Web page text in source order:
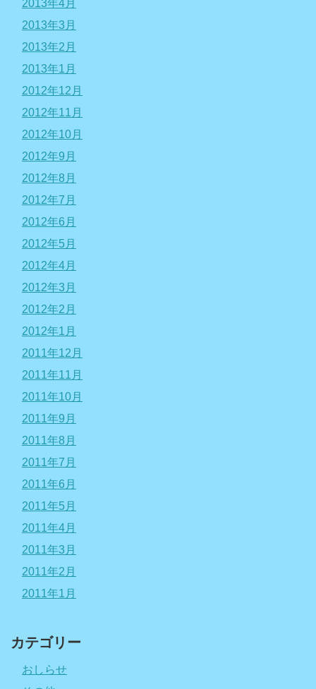
2013年4月
2013年3月
2013年2月
2013年1月
2012年12月
2012年11月
2012年10月
2012年9月
2012年8月
2012年7月
2012年6月
2012年5月
2012年4月
2012年3月
2012年2月
2012年1月
2011年12月
2011年11月
2011年10月
2011年9月
2011年8月
2011年7月
2011年6月
2011年5月
2011年4月
2011年3月
2011年2月
2011年1月
カテゴリー
おしらせ